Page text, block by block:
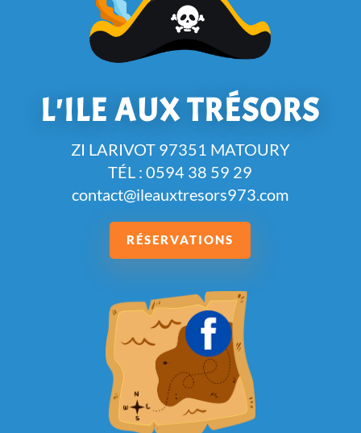
L'ILE AUX TRÉSORS
ZI LARIVOT 97351 MATOURY
TÉL : 0594 38 59 29
contact@ileauxtresors973.com
RÉSERVATIONS